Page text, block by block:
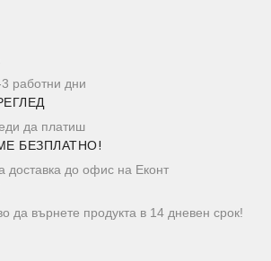
работни дни
да платиш
БЕЗПЛАТНО!
доставка до офис на Еконт
да върнете продукта в 14 дневен срок!